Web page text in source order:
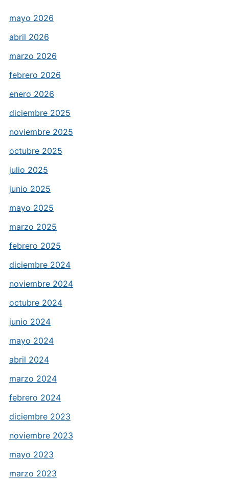
mayo 2026
abril 2026
marzo 2026
febrero 2026
enero 2026
diciembre 2025
noviembre 2025
octubre 2025
julio 2025
junio 2025
mayo 2025
marzo 2025
febrero 2025
diciembre 2024
noviembre 2024
octubre 2024
junio 2024
mayo 2024
abril 2024
marzo 2024
febrero 2024
diciembre 2023
noviembre 2023
mayo 2023
marzo 2023